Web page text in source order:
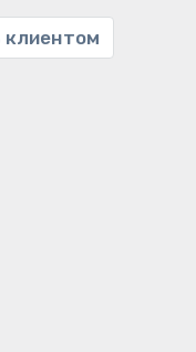
клиентом